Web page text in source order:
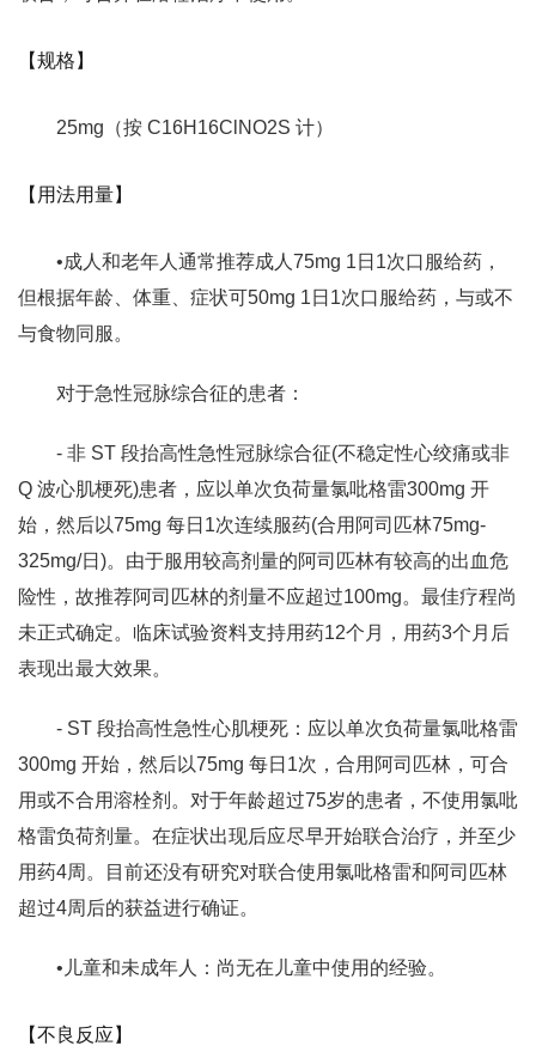
【规格】
25mg（按 C16H16ClNO2S 计）
【用法用量】
•成人和老年人通常推荐成人75mg 1日1次口服给药，
但根据年龄、体重、症状可50mg 1日1次口服给药，与或不
与食物同服。
对于急性冠脉综合征的患者：
- 非 ST 段抬高性急性冠脉综合征(不稳定性心绞痛或非
Q 波心肌梗死)患者，应以单次负荷量氯吡格雷300mg 开
始，然后以75mg 每日1次连续服药(合用阿司匹林75mg-
325mg/日)。由于服用较高剂量的阿司匹林有较高的出血危
险性，故推荐阿司匹林的剂量不应超过100mg。最佳疗程尚
未正式确定。临床试验资料支持用药12个月，用药3个月后
表现出最大效果。
- ST 段抬高性急性心肌梗死：应以单次负荷量氯吡格雷
300mg 开始，然后以75mg 每日1次，合用阿司匹林，可合
用或不合用溶栓剂。对于年龄超过75岁的患者，不使用氯吡
格雷负荷剂量。在症状出现后应尽早开始联合治疗，并至少
用药4周。目前还没有研究对联合使用氯吡格雷和阿司匹林
超过4周后的获益进行确证。
•儿童和未成年人：尚无在儿童中使用的经验。
【不良反应】